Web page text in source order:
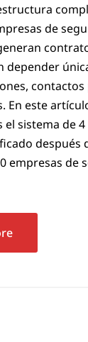
de
depender
contactos
En este
sistema de
después
empresas de